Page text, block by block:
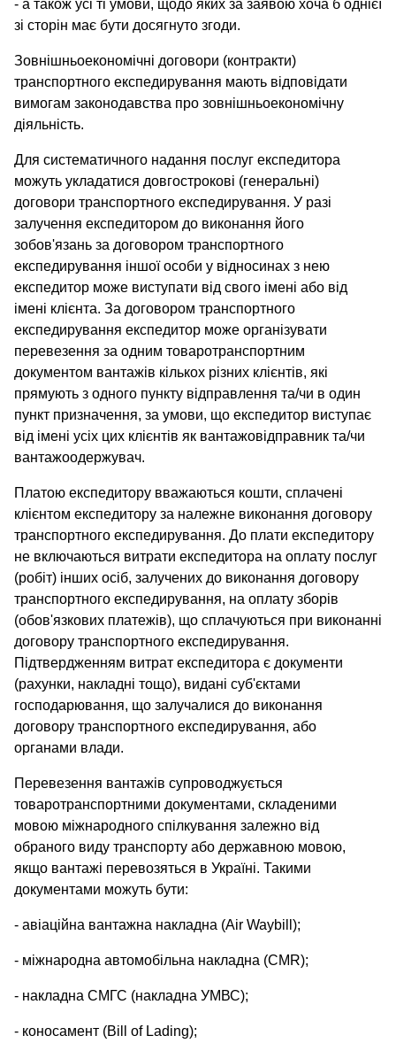
- а також усі ті умови, щодо яких за заявою хоча б однієї
зі сторін має бути досягнуто згоди.
Зовнішньоекономічні договори (контракти)
транспортного експедирування мають відповідати
вимогам законодавства про зовнішньоекономічну
діяльність.
Для систематичного надання послуг експедитора
можуть укладатися довгострокові (генеральні)
договори транспортного експедирування. У разі
залучення експедитором до виконання його
зобов'язань за договором транспортного
експедирування іншої особи у відносинах з нею
експедитор може виступати від свого імені або від
імені клієнта. За договором транспортного
експедирування експедитор може організувати
перевезення за одним товаротранспортним
документом вантажів кількох різних клієнтів, які
прямують з одного пункту відправлення та/чи в один
пункт призначення, за умови, що експедитор виступає
від імені усіх цих клієнтів як вантажовідправник та/чи
вантажоодержувач.
Платою експедитору вважаються кошти, сплачені
клієнтом експедитору за належне виконання договору
транспортного експедирування. До плати експедитору
не включаються витрати експедитора на оплату послуг
(робіт) інших осіб, залучених до виконання договору
транспортного експедирування, на оплату зборів
(обов'язкових платежів), що сплачуються при виконанні
договору транспортного експедирування.
Підтвердженням витрат експедитора є документи
(рахунки, накладні тощо), видані суб'єктами
господарювання, що залучалися до виконання
договору транспортного експедирування, або
органами влади.
Перевезення вантажів супроводжується
товаротранспортними документами, складеними
мовою міжнародного спілкування залежно від
обраного виду транспорту або державною мовою,
якщо вантажі перевозяться в Україні. Такими
документами можуть бути:
- авіаційна вантажна накладна (Air Waybill);
- міжнародна автомобільна накладна (CMR);
- накладна СМГС (накладна УМВС);
- коносамент (Bill of Lading);